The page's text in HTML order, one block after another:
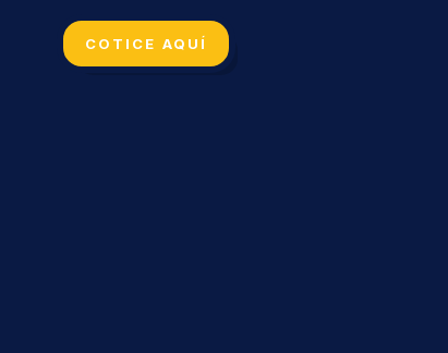
COTICE AQUÍ